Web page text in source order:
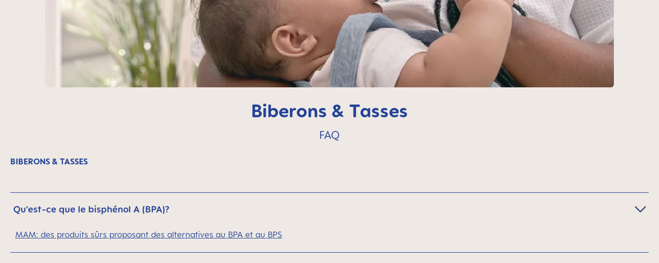
Biberons & Tasses
FAQ
BIBERONS & TASSES
Qu'est-ce que le bisphénol A (BPA)?
MAM: des produits sûrs proposant des alternatives au BPA et au BPS